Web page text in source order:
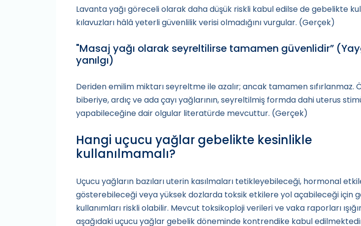
Lavanta yağı göreceli olarak daha düşük riskli kabul edilse de gebelikte
kılavuzları hâlâ yeterli güvenlilik verisi olmadığını vurgular. (Gerçek)
"Masaj yağı olarak seyreltilirse tamamen güvenlidir”
yanılgı)
Deriden emilim miktarı seyreltme ile azalır; ancak tamamen sıfırlanmaz.
biberiye, ardıç ve ada çayı yağlarının, seyreltilmiş formda dahi uterus
yapabileceğine dair olgular literatürde mevcuttur. (Gerçek)
Hangi uçucu yağlar gebelikte kesinlikle
kullanılmamalı?
Uçucu yağların bazıları uterin kasılmaları tetikleyebileceği, hormonal
gösterebileceği veya yüksek dozlarda toksik etkilere yol açabileceği için
kullanımları riskli olabilir. Mevcut toksikoploji verileri ve vaka raporları
aşağıdaki uçucu yağlar gebelik döneminde kontrendike kabul